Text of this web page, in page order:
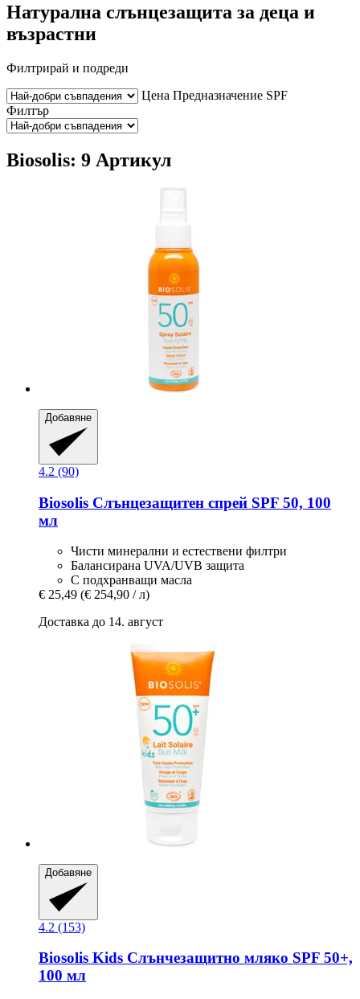
Натурална слънцезащита за деца и
възрастни
Филтрирай и подреди
Цена Предназначение SPF
Филтър
Biosolis: 9 Артикул
Добавяне
4.2 (90)
Biosolis Слънцезащитен спрей SPF 50, 100
мл
Чисти минерални и естествени филтри
Балансирана UVA/UVB защита
С подхранващи масла
€ 25,49 (€ 254,90 / л)
Доставка до 14. август
Добавяне
4.2 (153)
Biosolis Kids Слънчезащитно мляко SPF 50+,
100 мл